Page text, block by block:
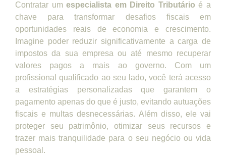
Contratar umespecialista em Direito Tributário é a
chave para transformar desafios fiscais em
oportunidades reais de economia e crescimento.
Imagine poder reduzir significativamente a carga de
impostos da sua empresa ou até mesmo recuperar
valores pagos a mais ao governo. Com um
profissional qualificado ao seu lado, você terá acesso
a estratégias personalizadas que garantem o
pagamento apenas do que é justo, evitando autuações
fiscais e multas desnecessárias. Além disso, ele vai
proteger seu patrimônio, otimizar seus recursos e
trazer mais tranquilidade para o seu negócio ou vida
pessoal.